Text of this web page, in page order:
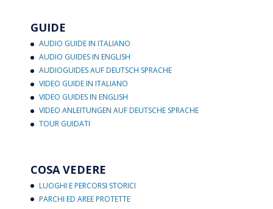
GUIDE
AUDIO GUIDE IN ITALIANO
AUDIO GUIDES IN ENGLISH
AUDIOGUIDES AUF DEUTSCH SPRACHE
VIDEO GUIDE IN ITALIANO
VIDEO GUIDES IN ENGLISH
VIDEO ANLEITUNGEN AUF DEUTSCHE SPRACHE
TOUR GUIDATI
COSA VEDERE
LUOGHI E PERCORSI STORICI
PARCHI ED AREE PROTETTE